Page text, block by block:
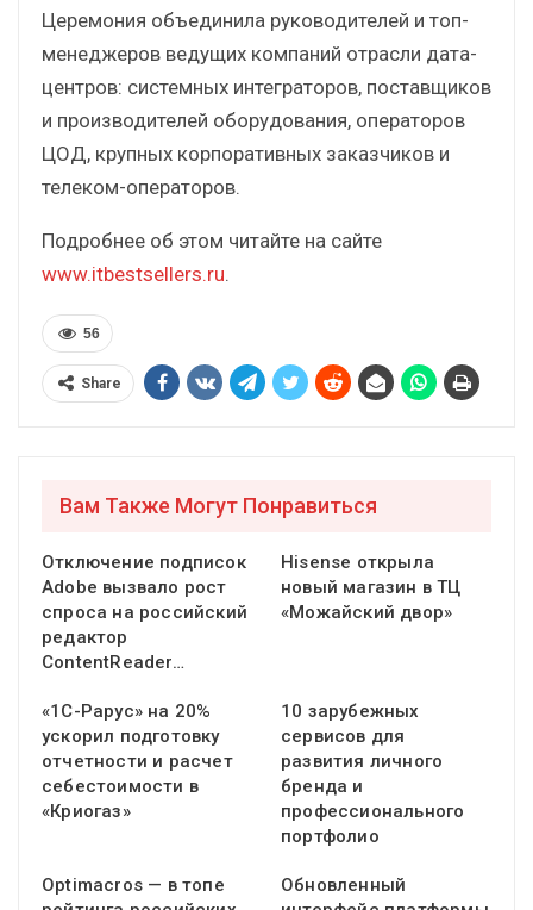
Церемония объединила руководителей и топ-
менеджеров ведущих компаний отрасли дата-
центров: системных интеграторов, поставщиков
и производителей оборудования, операторов
ЦОД, крупных корпоративных заказчиков и
телеком-операторов.
Подробнее об этом читайте на сайте
www.itbestsellers.ru.
56
Share
Вам Также Могут Понравиться
Отключение подписок
Adobe вызвало рост
спроса на российский
редактор
ContentReader…
Hisense открыла
новый магазин в ТЦ
«Можайский двор»
«1С-Рарус» на 20%
ускорил подготовку
отчетности и расчет
себестоимости в
«Криогаз»
10 зарубежных
сервисов для
развития личного
бренда и
профессионального
портфолио
Optimacros — в топе
Обновленный